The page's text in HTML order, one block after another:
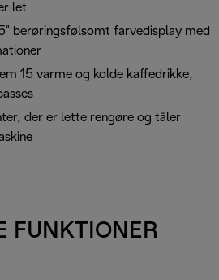
let
berøringsfølsomt farvedisplay med
15 varme og kolde kaffedrikke,
der er lette rengøre og tåler
FUNKTIONER